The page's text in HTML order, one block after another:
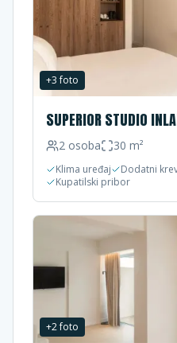
+3foto
SUPERIOR STUDIO
2 osoba 30 m²
Klima uređaj Dodatni
Kupatilski pribor
+2foto